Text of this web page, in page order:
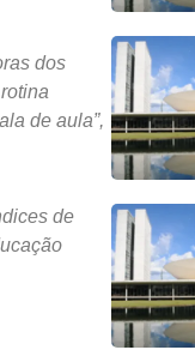
dos
de aula”,
de